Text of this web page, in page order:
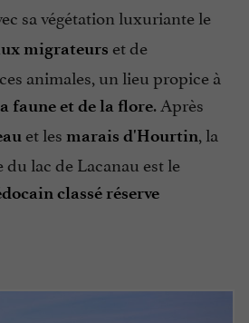
sa végétation luxuriante le
migrateurs et de
animales, un lieu propice à
faune et de la flore. Après
et les marais d'Hourtin, la
lac de Lacanau est le
classé réserve